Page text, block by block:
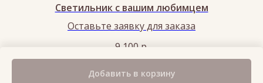
Добавить в корзину
Светильник с вашим любимцем
Оставьте заявку для заказа
9 100 р.
Нет в наличии